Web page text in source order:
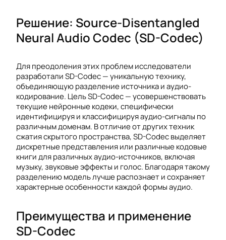
Решение: Source-Disentangled
Neural Audio Codec (SD-Codec)
Для преодоления этих проблем исследователи
разработали SD-Codec — уникальную технику,
объединяющую разделение источника и аудио-
кодирование. Цель SD-Codec — усовершенствовать
текущие нейронные кодеки, специфически
идентифицируя и классифицируя аудио-сигналы по
различным доменам. В отличие от других техник
сжатия скрытого пространства, SD-Codec выделяет
дискретные представления или различные кодовые
книги для различных аудио-источников, включая
музыку, звуковые эффекты и голос. Благодаря такому
разделению модель лучше распознает и сохраняет
характерные особенности каждой формы аудио.
Преимущества и применение
SD-Codec